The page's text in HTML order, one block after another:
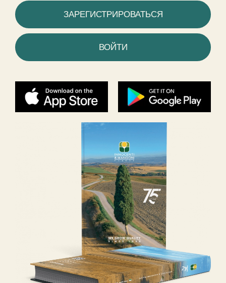
ЗАРЕГИСТРИРОВАТЬСЯ
ВОЙТИ